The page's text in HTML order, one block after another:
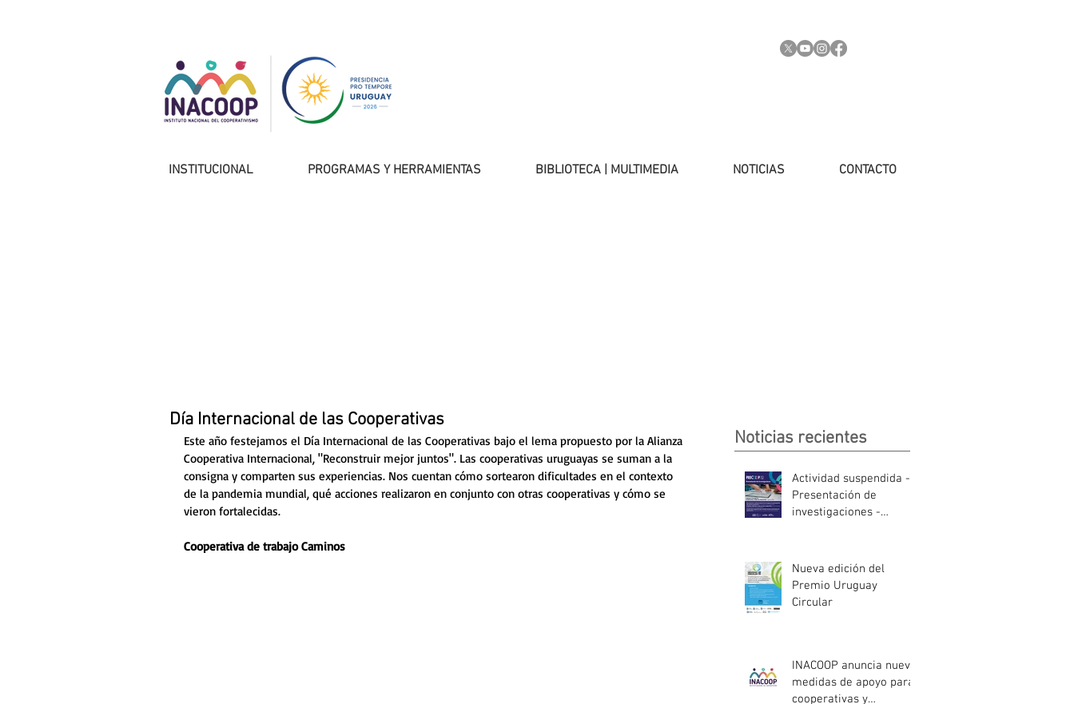
INSTITUCIONAL PROGRAMAS Y HERRAMIENTAS BIBLIOTECA | MULTIMEDIA NOTICIAS CONTACTO
Día Internacional de las Cooperativas
Este año festejamos el Día Internacional de las Cooperativas bajo el lema propuesto por la Alianza
Cooperativa Internacional, "Reconstruir mejor juntos". Las cooperativas uruguayas se suman a la
consigna y comparten sus experiencias. Nos cuentan cómo sortearon dificultades en el contexto
de la pandemia mundial, qué acciones realizaron en conjunto con otras cooperativas y cómo se
vieron fortalecidas.
Cooperativa de trabajo Caminos
Noticias recientes
Actividad suspendida -
Presentación de
investigaciones -
Nueva edición del
Premio Uruguay
Circular
INACOOP anuncia nueve
medidas de apoyo para
cooperativas y